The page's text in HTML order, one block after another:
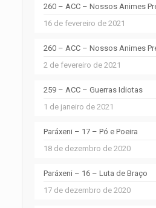
260 – ACC – Nossos Animes
16 de fevereiro de 2021
260 – ACC – Nossos Animes
2 de fevereiro de 2021
259 – ACC – Guerras Idiotas
1 de janeiro de 2021
Paráxeni – 17 – Pó e Poeira
18 de dezembro de 2020
Paráxeni – 16 – Luta de Braço
17 de dezembro de 2020